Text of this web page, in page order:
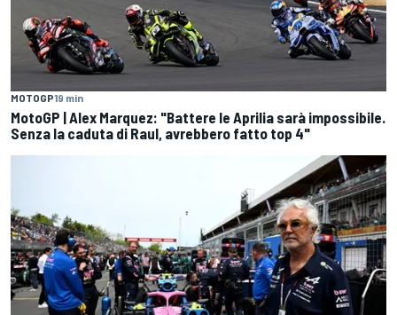
MOTOGP19 min
MotoGP | Alex Marquez: "Battere le Aprilia sarà impossibile.
Senza la caduta di Raul, avrebbero fatto top 4"